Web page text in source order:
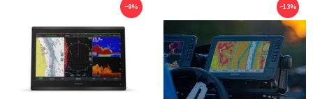
−9% −13%